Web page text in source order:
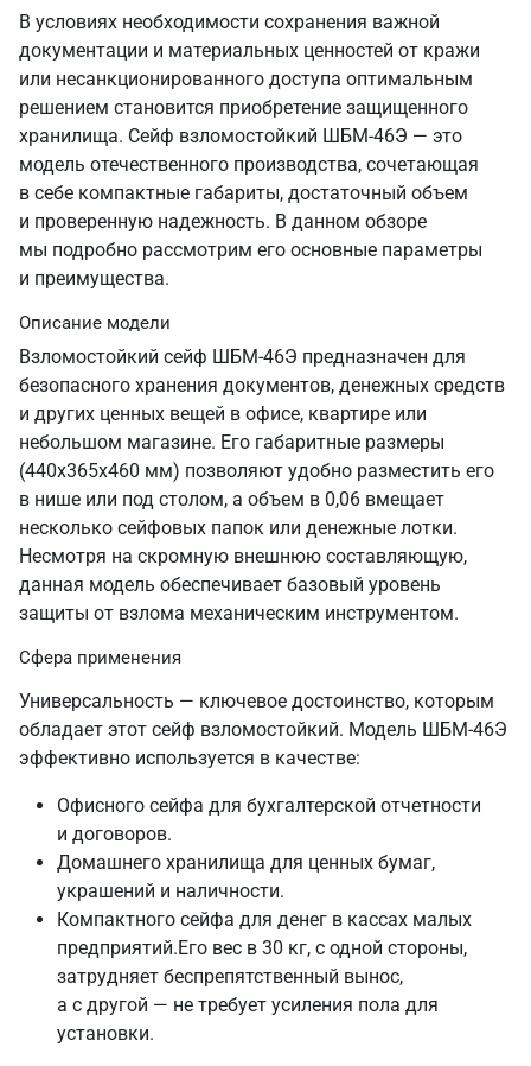
В условиях необходимости сохранения важной
документации и материальных ценностей от кражи
или несанкционированного доступа оптимальным
решением становится приобретение защищенного
хранилища. Сейф взломостойкий ШБМ-46Э — это
модель отечественного производства, сочетающая
в себе компактные габариты, достаточный объем
и проверенную надежность. В данном обзоре
мы подробно рассмотрим его основные параметры
и преимущества.
Описание модели
Взломостойкий сейф ШБМ-46Э предназначен для
безопасного хранения документов, денежных средств
и других ценных вещей в офисе, квартире или
небольшом магазине. Его габаритные размеры
(440х365х460 мм) позволяют удобно разместить его
в нише или под столом, а объем в 0,06 вмещает
несколько сейфовых папок или денежные лотки.
Несмотря на скромную внешнюю составляющую,
данная модель обеспечивает базовый уровень
защиты от взлома механическим инструментом.
Сфера применения
Универсальность — ключевое достоинство, которым
обладает этот сейф взломостойкий. Модель ШБМ-46Э
эффективно используется в качестве:
Офисного сейфа для бухгалтерской отчетности
и договоров.
Домашнего хранилища для ценных бумаг,
украшений и наличности.
Компактного сейфа для денег в кассах малых
предприятий.Его вес в 30 кг, с одной стороны,
затрудняет беспрепятственный вынос,
а с другой — не требует усиления пола для
установки.